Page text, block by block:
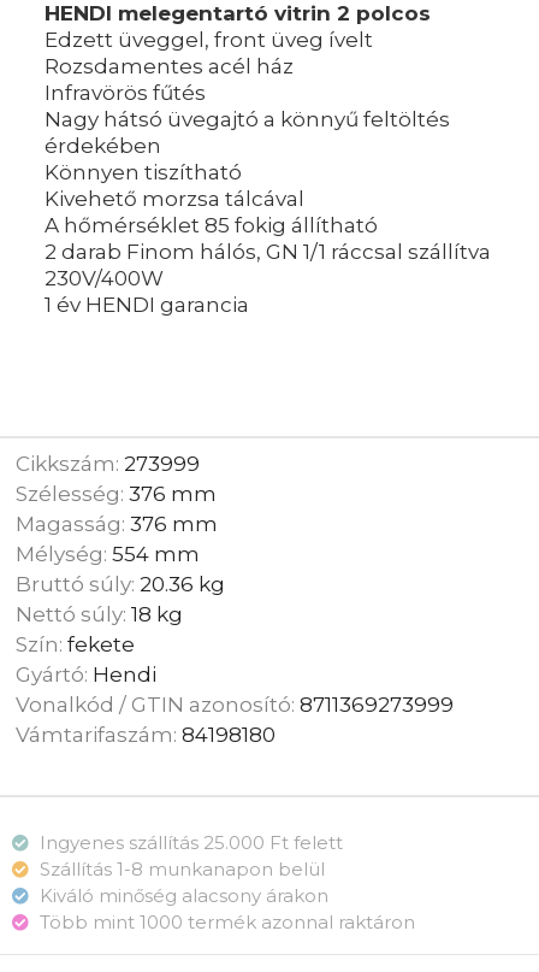
HENDI melegentartó vitrin 2 polcos
Edzett üveggel, front üveg ívelt
Rozsdamentes acél ház
Infravörös fűtés
Nagy hátsó üvegajtó a könnyű feltöltés
érdekében
Könnyen tiszítható
Kivehető morzsa tálcával
A hőmérséklet 85 fokig állítható
2 darab Finom hálós, GN 1/1 ráccsal szállítva
230V/400W
1 év HENDI garancia
Cikkszám: 273999
Szélesség:376 mm
Magasság:376 mm
Mélység:554 mm
Bruttó súly: 20.36 kg
Nettó súly:18 kg
Szín:fekete
Gyártó: Hendi
Vonalkód / GTIN azonosító:8711369273999
Vámtarifaszám:84198180
Ingyenes szállítás 25.000 Ft felett
Szállítás 1-8 munkanapon belül
Kiváló minőség alacsony árakon
Több mint 1000 termék azonnal raktáron